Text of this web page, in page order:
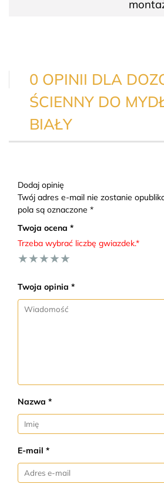
0 OPINII DLA
ŚCIENNY DO
BIAŁY
Dodaj opinię
Twój adres e-mail nie zostanie
pola są oznaczone *
Twoja ocena *
Trzeba wybrać liczbę gwiazdek.*
★
★
★
★
★
Twoja opinia *
Nazwa *
E-mail *